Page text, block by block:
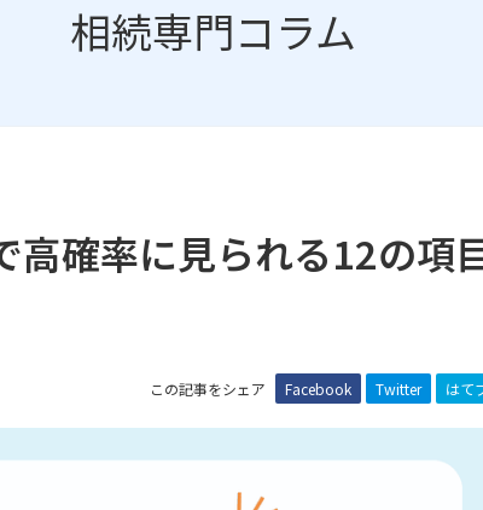
相続専門コラム
高確率に見られる12の項
この記事をシェア Facebook Twitter はて